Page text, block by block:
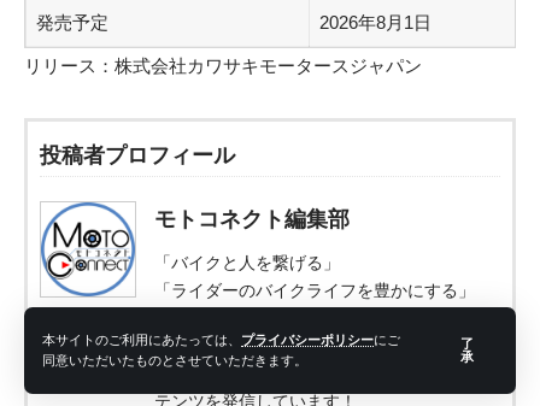
本サイトのご利用にあたっては、 プライバシーポリシーにご
同意いただいたものとさせていただきます。
了
承
発売予定 2026年8月1日
リリース： 株式会社カワサキモータースジャパン
投稿者プロフィール
モトコネクト編集部
「バイクと人を繋げる」
「ライダーのバイクライフを豊かにする」
バイク用品レビュー、ツーリング、インタビ
ューや特集など、様々なバイクに関するコン
テンツを発信しています！